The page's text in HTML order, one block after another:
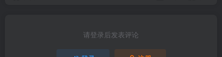
请登录后发表评论